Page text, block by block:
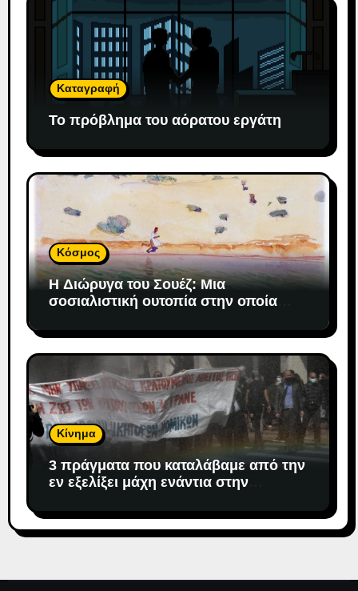
Καταγραφή
Το πρόβλημα του αόρατου εργάτη
Κόσμος
H Διώρυγα του Σουέζ: Μια
σοσιαλιστική ουτοπία στην οποία
Κίνημα
3 πράγματα που καταλάβαμε από την
εν εξελίξει μάχη ενάντια στην